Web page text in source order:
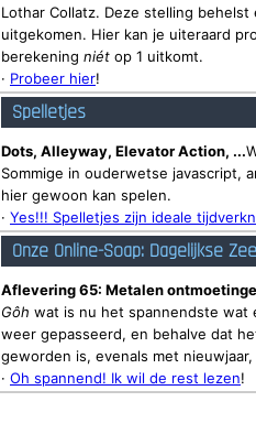
Lothar Collatz. Deze stelling
uitgekomen. Hier kan je uiteraard
berekening niét op 1 uitkomt.
· Probeer hier!
Spelletjes
Dots, Alleyway, Elevator Action, ...
Sommige in ouderwetse javascript,
hier gewoon kan spelen.
· Yes!!! Spelletjes zijn ideale
Onze Online-Soap: Dagelijkse
Aflevering 65: Metalen
Gôh wat is nu het spannendste wat
weer gepasseerd, en behalve dat
geworden is, evenals met
· Oh spannend! Ik wil de rest lezen!